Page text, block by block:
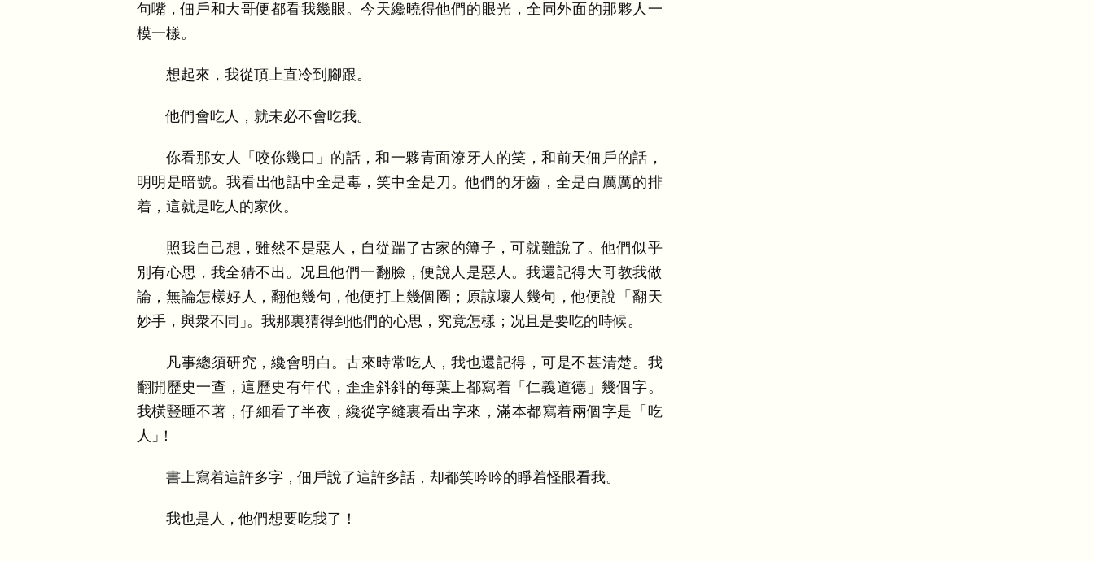
句嘴 ，佃戶和大哥便都看我幾眼。 今天纔曉得他們的眼光 ， 全同外面的那夥人一
模一樣。
想起來 ， 我從頂上直冷到腳跟。
他們會吃人 ， 就未必不會吃我。
你看那女人 「 咬你幾口 」 的話 ， 和一夥青面潦牙人的笑 ， 和前天佃戶的話 ，
明明是暗號。 我看出他話中全是毒 ， 笑中全是刀。他們的牙齒 ， 全是白厲厲的排
着 ， 這就是吃人的家伙。
照我自己想 ， 雖然不是惡人 ， 自從踹了古家的簿子 ， 可就難說了。他們似乎
別有心思 ， 我全猜不出。 况且他們一翻臉 ，便說人是惡人。 我還記得大哥教我做
論 ， 無論怎樣好人 ， 翻他幾句 ，他便打上幾個圈 ； 原諒壞人幾句 ，他便說 「 翻天
妙手 ， 與衆不同 」。 我那裏猜得到他們的心思 ， 究竟怎樣 ； 况且是要吃的時候。
凡事總須研究 ， 纔會明白。 古來時常吃人 ， 我也還記得 ， 可是不甚清楚。 我
翻開歷史一查 ， 這歷史有年代 ， 歪歪斜斜的每葉上都寫着 「 仁義道德 」 幾個字。
我橫豎睡不著 ，仔細看了半夜 ， 纔從字縫裏看出字來 ， 滿本都寫着兩個字是 「 吃
人 」 ！
書上寫着這許多字 ，佃戶說了這許多話 ， 却都笑吟吟的睜着怪眼看我。
我也是人 ，他們想要吃我了 ！